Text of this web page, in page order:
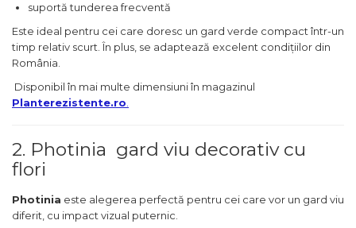
suportă tunderea frecventă
Este ideal pentru cei care doresc un gard verde compact într-un
timp relativ scurt. În plus, se adaptează excelent condițiilor din
România.
Disponibil în mai multe dimensiuni în magazinul
Planterezistente.ro
2. Photinia gard viu decorativ cu
flori
Photinia este alegerea perfectă pentru cei care vor un gard viu
diferit, cu impact vizual puternic.